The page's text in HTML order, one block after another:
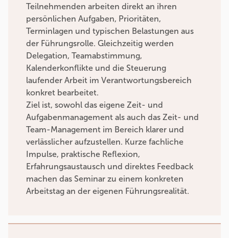
Teilnehmenden arbeiten direkt an ihren
persönlichen Aufgaben, Prioritäten,
Terminlagen und typischen Belastungen aus
der Führungsrolle. Gleichzeitig werden
Delegation, Teamabstimmung,
Kalenderkonflikte und die Steuerung
laufender Arbeit im Verantwortungsbereich
konkret bearbeitet.
Ziel ist, sowohl das eigene Zeit- und
Aufgabenmanagement als auch das Zeit- und
Team-Management im Bereich klarer und
verlässlicher aufzustellen. Kurze fachliche
Impulse, praktische Reflexion,
Erfahrungsaustausch und direktes Feedback
machen das Seminar zu einem konkreten
Arbeitstag an der eigenen Führungsrealität.